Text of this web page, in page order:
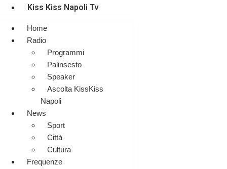
Kiss Kiss Napoli Tv
Home
Radio
Programmi
Palinsesto
Speaker
Ascolta KissKiss
Napoli
News
Sport
Città
Cultura
Frequenze